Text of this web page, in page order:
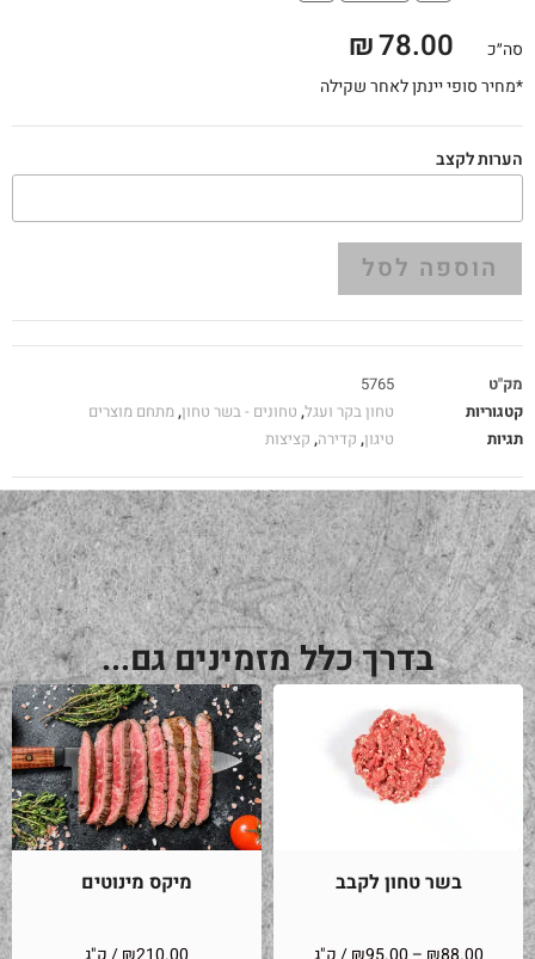
סה״כ 78.00
₪
*מחיר סופי יינתן לאחר שקילה
הערות לקצב
הוספה לסל
מק"ט
5765
קטגוריות
טחון בקר ועגל, טחונים - בשר טחון,מתחם מוצרים
תגיות
טיגון, קדירה, קציצות
בדרך כלל מזמינים גם...
בשר טחון לקבב מיקס מינוטים